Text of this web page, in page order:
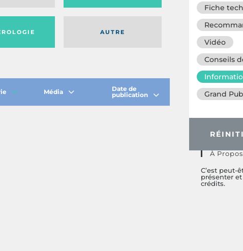
AUTRE
Média
Date de
publication
Fiche
Vidéo
Conseils
Grand
À
C’est peut-
présenter
crédits.